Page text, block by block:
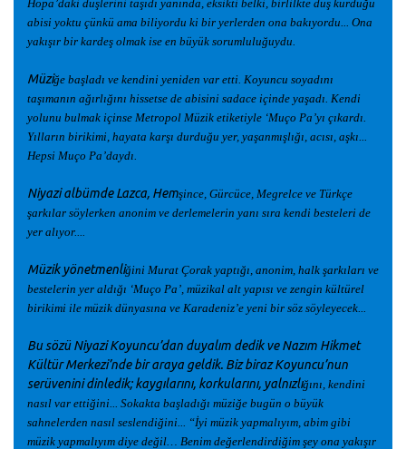
Hopa’daki düşlerini taşıdı yanında, eksikti belki, birlilkte düş kurduğu
abisi yoktu çünkü ama biliyordu ki bir yerlerden ona bakıyordu... Ona
yakışır bir kardeş olmak ise en büyük sorumluluğuydu.
Müziğe başladı ve kendini yeniden var etti. Koyuncu soyadını
taşımanın ağırlığını hissetse de abisini sadace içinde yaşadı. Kendi
yolunu bulmak içinse Metropol Müzik etiketiyle ‘Muço Pa’yı çıkardı.
Yılların birikimi, hayata karşı durduğu yer, yaşanmışlığı, acısı, aşkı...
Hepsi Muço Pa’daydı.
Niyazi albümde Lazca, Hemşince, Gürcüce, Megrelce ve Türkçe
şarkılar söylerken anonim ve derlemelerin yanı sıra kendi besteleri de
yer alıyor....
Müzik yönetmenliğini Murat Çorak yaptığı, anonim, halk şarkıları ve
bestelerin yer aldığı ‘Muço Pa’, müzikal alt yapısı ve zengin kültürel
birikimi ile müzik dünyasına ve Karadeniz’e yeni bir söz söyleyecek...
Bu sözü Niyazi Koyuncu’dan duyalım dedik ve Nazım Hikmet
Kültür Merkezi’nde bir araya geldik. Biz biraz Koyuncu’nun
serüvenini dinledik; kaygılarını, korkularını, yalnızlığını, kendini
nasıl var ettiğini... Sokakta başladığı müziğe bugün o büyük
sahnelerden nasıl seslendiğini... “İyi müzik yapmalıyım, abim gibi
müzik yapmalıyım diye değil… Benim değerlendirdiğim şey ona yakışır